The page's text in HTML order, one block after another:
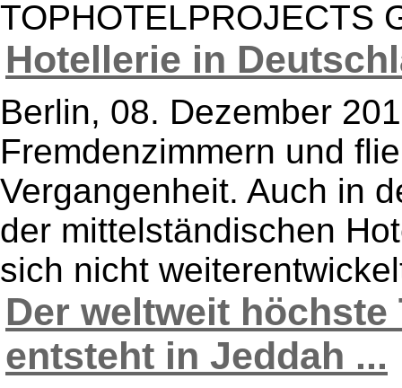
TOPHOTELPROJECTS
Hotellerie in
Berlin, 08. Dezember
Fremdenzimmern und
Vergangenheit. Auch in
der mittelständischen
sich nicht
Der weltweit
entsteht in Jeddah ...